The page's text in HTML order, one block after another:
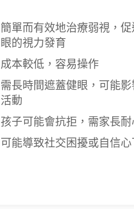
簡單而有效地治療弱視，
眼的視力發育
成本較低，容易操作
需長時間遮蓋健眼，可能影
活動
孩子可能會抗拒，需家長耐
可能導致社交困擾或自信心